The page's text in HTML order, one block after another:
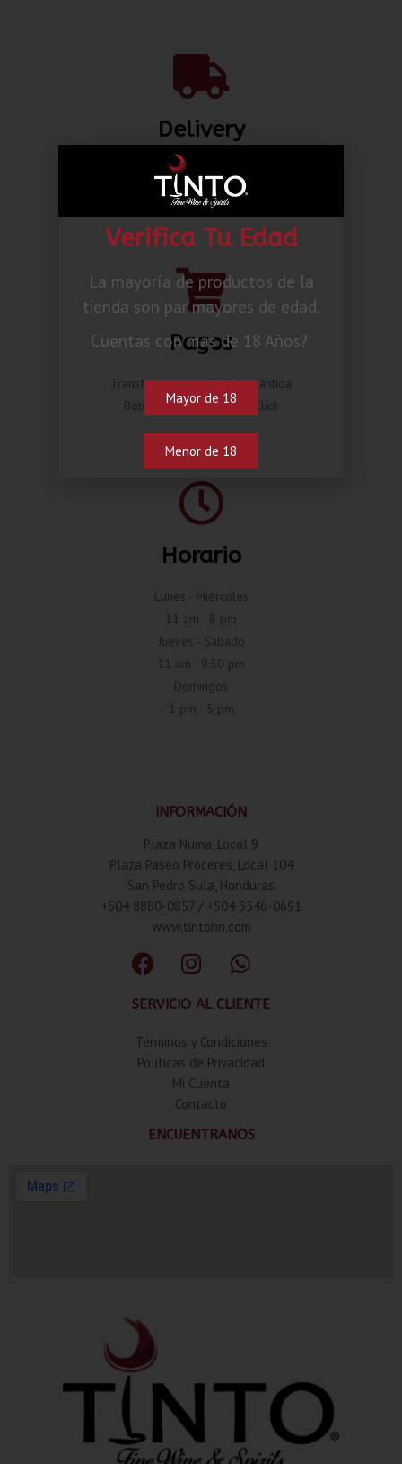
Delivery
Envíos nacionales hasta la puerta de tu casa desde L.
80.00*
Pagos
Transferencia por BAC o Atlántida
Botón de pago Compra Click
Horario
Lunes - Miércoles
11 am - 8 pm
Jueves - Sábado
11 am - 9:30 pm
Domingos
1 pm - 5 pm
INFORMACIÓN
Plaza Numa, Local 9
Plaza Paseo Próceres, Local 104
San Pedro Sula, Honduras
+504 8880-0857 / +504 3346-0691
www.tintohn.com
SERVICIO AL CLIENTE
Términos y Condiciones
Politicas de Privacidad
Mi Cuenta
Contacto
ENCUENTRANOS
Verifica Tu Edad
La mayoría de productos de la
tienda son par mayores de edad.
Cuentas con mas de 18 Años?
Mayor de 18
Menor de 18